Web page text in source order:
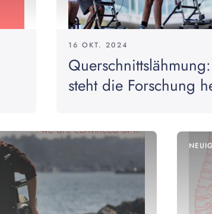
16 OKT. 2024
steht die Forschung